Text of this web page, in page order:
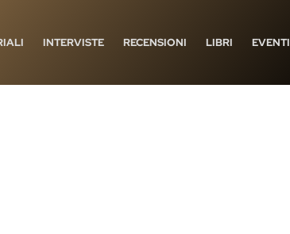
INTERVISTE RECENSIONI LIBRI EVENTI